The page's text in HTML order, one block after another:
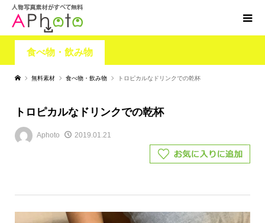
食べ物・飲み物
無料素材 食べ物・飲み物 トロピカルなドリンクでの乾杯
トロピカルなドリンクでの乾杯
Aphoto 2019.01.21